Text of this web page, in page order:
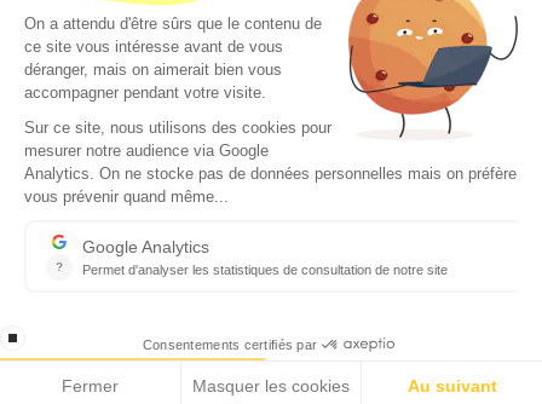
Copyright © 2026 - Tous droits réservés
Qui sommes-nous ?
Contact
Conditions générales d’utilisation